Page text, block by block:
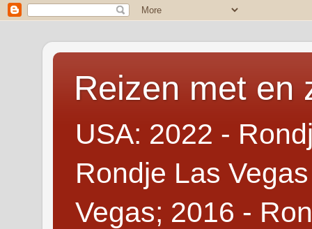
Reizen met en
USA: 2022 -
Rondje Las
Vegas; 2016 -